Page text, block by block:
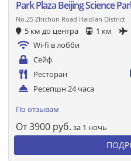
Park Plaza Beijing Science
No.25 Zhichun Road Haidian District
5 км до центра 1 км
Wi-fi в лобби
Сейф
Ресторан
Ресепшн 24 часа
По отзывам
От3900 руб. за 1 ночь